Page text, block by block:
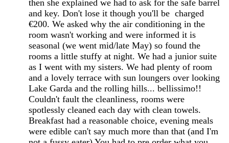
then she explained we had to ask for the safe barrel
and key. Don't lose it though you'll be charged
€200. We asked why the air conditioning in the
room wasn't working and were informed it is
seasonal (we went mid/late May) so found the
rooms a little stuffy at night. We had a junior suite
as I went with my sisters. We had plenty of room
and a lovely terrace with sun loungers over looking
Lake Garda and the rolling hills... bellissimo!!
Couldn't fault the cleanliness, rooms were
spotlessly cleaned each day with clean towels.
Breakfast had a reasonable choice, evening meals
were edible can't say much more than that (and I'm